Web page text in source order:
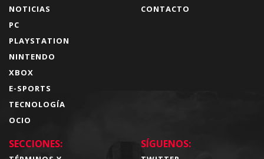
NOTICIAS
PC
PLAYSTATION
NINTENDO
XBOX
E-SPORTS
TECNOLOGÍA
OCIO
CONTACTO
SECCIONES: SÍGUENOS: